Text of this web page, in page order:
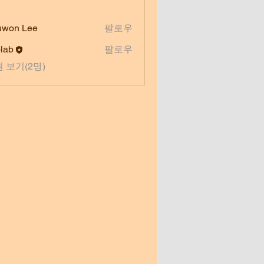
Lee
팔로우
팔로우
보기(2명)